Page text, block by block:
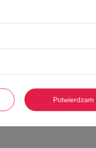
nam są bardziej
jakości i stylu, czyli po
Potwierdzam